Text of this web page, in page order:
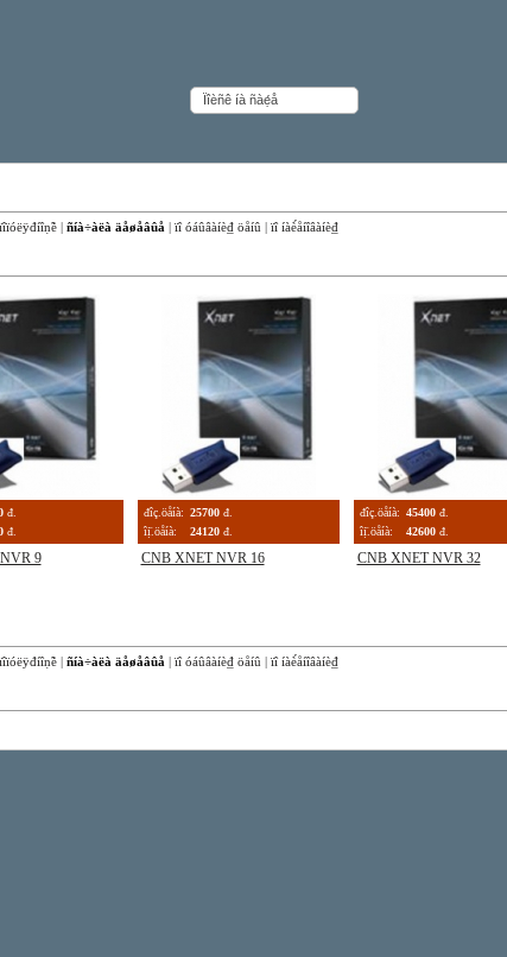
| ñíà÷àëà äåøåâûå | ïî óáûâàíè₫ öåíû | ïî íàè́åíîâàíè₫
đ.
đ.
9
đîç.öåíà: 25700 đ.
îị̈.öåíà:
24120 đ.
CNB XNET NVR 16
đîç.öåíà: 45400 đ.
îị̈.öåíà:
42600 đ.
CNB XNET NVR 32
| ñíà÷àëà äåøåâûå | ïî óáûâàíè₫ öåíû | ïî íàè́åíîâàíè₫